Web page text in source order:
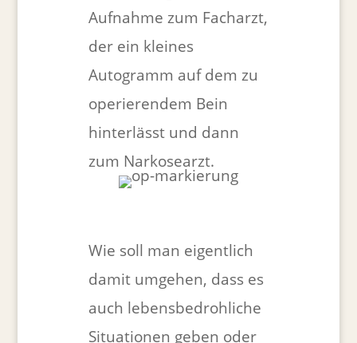
Aufnahme zum Facharzt,
der ein kleines
Autogramm auf dem zu
operierendem Bein
hinterlässt und dann
zum Narkosearzt.
Wie soll man eigentlich
damit umgehen, dass es
auch lebensbedrohliche
Situationen geben oder